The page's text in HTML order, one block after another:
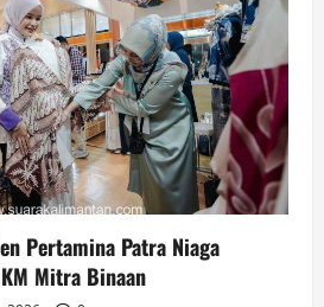
Pertamina Patra Niaga
Mitra Binaan